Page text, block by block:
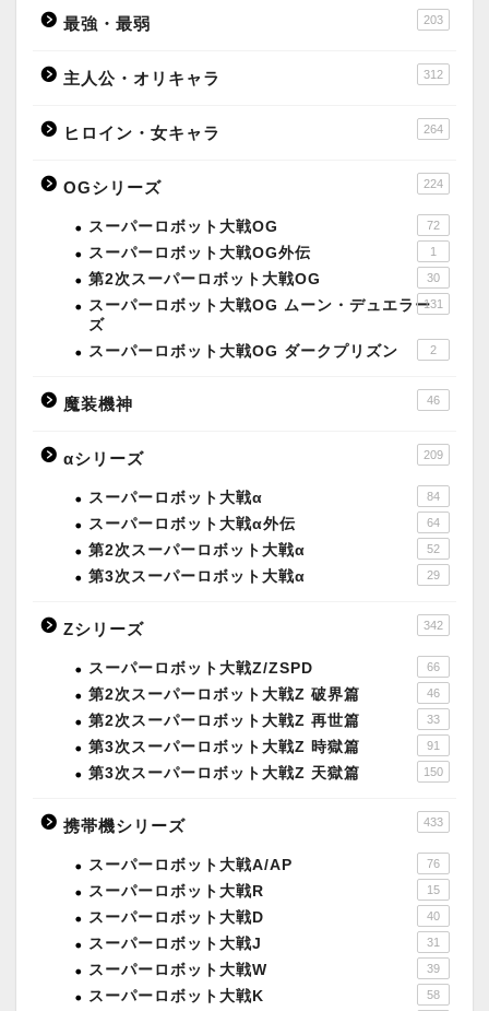
最強・最弱 203
主人公・オリキャラ 312
ヒロイン・女キャラ 264
OGシリーズ 224
スーパーロボット大戦OG 72
スーパーロボット大戦OG外伝 1
第2次スーパーロボット大戦OG 30
スーパーロボット大戦OG ムーン・デュエラー
ズ
131
スーパーロボット大戦OG ダークプリズン 2
魔装機神 46
αシリーズ 209
スーパーロボット大戦α 84
スーパーロボット大戦α外伝 64
第2次スーパーロボット大戦α 52
第3次スーパーロボット大戦α 29
Zシリーズ 342
スーパーロボット大戦Z/ZSPD 66
第2次スーパーロボット大戦Z 破界篇 46
第2次スーパーロボット大戦Z 再世篇 33
第3次スーパーロボット大戦Z 時獄篇 91
第3次スーパーロボット大戦Z 天獄篇 150
携帯機シリーズ 433
スーパーロボット大戦A/AP 76
スーパーロボット大戦R 15
スーパーロボット大戦D 40
スーパーロボット大戦J 31
スーパーロボット大戦W 39
スーパーロボット大戦K 58